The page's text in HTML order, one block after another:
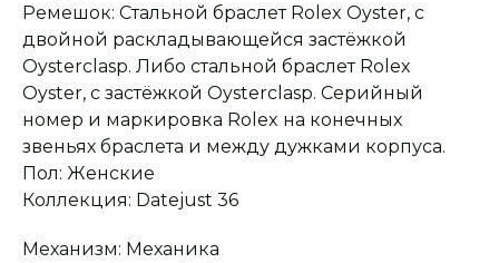
Ремешок: Стальной браслет Rolex Oyster, с
двойной раскладывающейся застёжкой
Oysterclasp. Либо стальной браслет Rolex
Oyster, с застёжкой Oysterclasp. Серийный
номер и маркировка Rolex на конечных
звеньях браслета и между дужками корпуса.
Пол: Женские
Коллекция: Datejust 36
Механизм: Механика
Оплата при получении
после примерки и
осмотра товара
Подробная
консультация
Ответим на все вопросы
и поможем с выбором
Сервисное
обслуживание
На все товары
распространяется
обязательства
Превосходное исполнение
фабрик